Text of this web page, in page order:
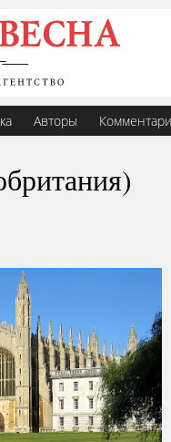
Авторы